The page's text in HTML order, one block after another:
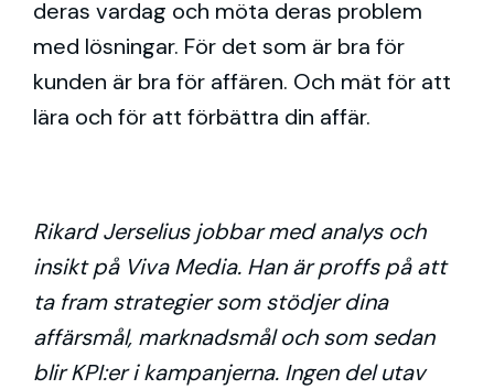
deras vardag och möta deras problem
med lösningar. För det som är bra för
kunden är bra för affären. Och mät för att
lära och för att förbättra din affär.
Rikard Jerselius jobbar med analys och
insikt på Viva Media. Han är proffs på att
ta fram strategier som stödjer dina
affärsmål, marknadsmål och som sedan
blir KPI:er i kampanjerna. Ingen del utav